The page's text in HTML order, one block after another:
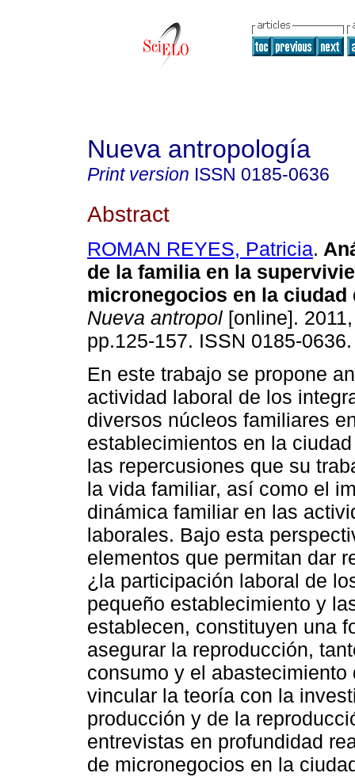
Nueva antropología
Print version ISSN 0185-0636
Abstract
ROMAN REYES, Patricia.
de la familia en la
micronegocios en la ciudad
Nueva antropol [online].
pp.125-157. ISSN 0185-0636.
En este trabajo se propone
actividad laboral de los
diversos núcleos familiares
establecimientos en la
las repercusiones que su
la vida familiar, así como el
dinámica familiar en las
laborales. Bajo esta
elementos que permitan dar
¿la participación laboral de
pequeño establecimiento y
establecen, constituyen una
asegurar la reproducción,
consumo y el
vincular la teoría con la
producción y de la
entrevistas en profundidad
de micronegocios en la